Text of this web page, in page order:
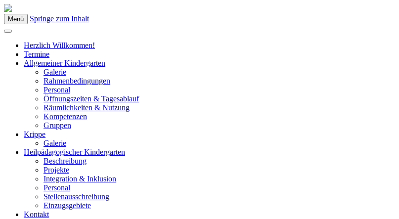
Kindergarten Bad Blumau
Menü Springe zum Inhalt
Herzlich Willkommen!
Termine
Allgemeiner Kindergarten
Galerie
Rahmenbedingungen
Personal
Öffnungszeiten & Tagesablauf
Räumlichkeiten & Nutzung
Kompetenzen
Gruppen
Krippe
Galerie
Heilpädagogischer Kindergarten
Beschreibung
Projekte
Integration & Inklusion
Personal
Stellenausschreibung
Einzugsgebiete
Kontakt